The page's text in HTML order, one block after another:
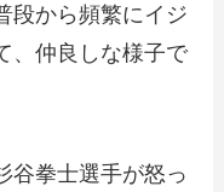
段から頻繁にイジ
、仲良しな様子で
谷拳士選手が怒っ